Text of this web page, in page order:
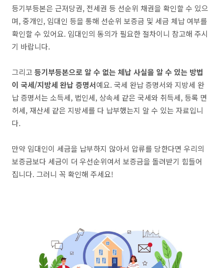
등기부등본은 근저당권, 전세권 등 선순위 채권을 확인할 수 있으
며, 중개인, 임대인 등을 통해 선순위 보증금 및 세금 체납 여부를
확인할 수 있어요. 임대인의 동의가 필요한 절차이니 참고해 주시
기 바랍니다.
그리고등기부등본으로 알 수 없는 체납 사실을 알 수 있는 방법
이 국세/지방세 완납 증명서예요. 국세 완납 증명서와 지방세 완
납 증명서는 소득세, 법인세, 상속세 같은 국세와 취득세, 등록 면
허세, 재산세 같은 지방세를 다 납부했는지 알 수 있는 자료입니
다.
만약 임대인이 세금을 납부하지 않아서 압류를 당한다면 우리의
보증금보다 세금이 더 우선순위여서 보증금을 돌려받기 힘들어
집니다. 그러니 꼭 확인해 주세요!